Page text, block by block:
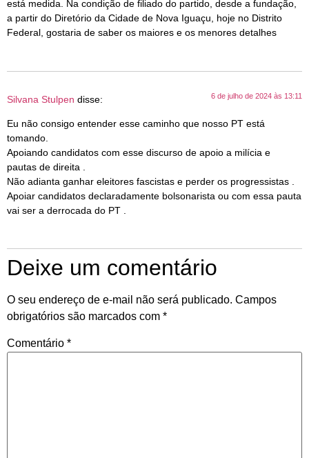
está medida. Na condição de filiado do partido, desde a fundação,
a partir do Diretório da Cidade de Nova Iguaçu, hoje no Distrito
Federal, gostaria de saber os maiores e os menores detalhes
Silvana Stulpen disse: 6 de julho de 2024 às 13:11
Eu não consigo entender esse caminho que nosso PT está
tomando.
Apoiando candidatos com esse discurso de apoio a milícia e
pautas de direita .
Não adianta ganhar eleitores fascistas e perder os progressistas .
Apoiar candidatos declaradamente bolsonarista ou com essa pauta
vai ser a derrocada do PT .
Deixe um comentário
O seu endereço de e-mail não será publicado. Campos
obrigatórios são marcados com *
Comentário *